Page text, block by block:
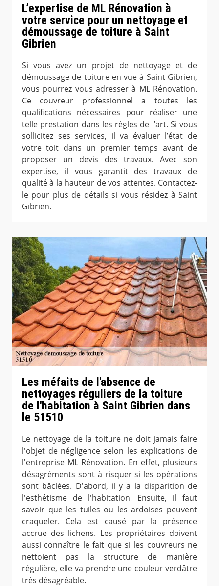
L’expertise de ML Rénovation à
votre service pour un nettoyage et
démoussage de toiture à Saint
Gibrien
Si vous avez un projet de nettoyage et de
démoussage de toiture en vue à Saint Gibrien,
vous pourrez vous adresser à ML Rénovation.
Ce couvreur professionnel a toutes les
qualifications nécessaires pour réaliser une
telle prestation dans les règles de l’art. Si vous
sollicitez ses services, il va évaluer l’état de
votre toit dans un premier temps avant de
proposer un devis des travaux. Avec son
expertise, il vous garantit des travaux de
qualité à la hauteur de vos attentes. Contactez-
le pour plus de détails si vous résidez à Saint
Gibrien.
Les méfaits de l'absence de
nettoyages réguliers de la toiture
de l'habitation à Saint Gibrien dans
le 51510
Le nettoyage de la toiture ne doit jamais faire
l'objet de négligence selon les explications de
l'entreprise ML Rénovation. En effet, plusieurs
désagréments sont à risquer si les opérations
sont bâclées. D'abord, il y a la disparition de
l'esthétisme de l'habitation. Ensuite, il faut
savoir que les tuiles ou les ardoises peuvent
craqueler. Cela est causé par la présence
accrue des lichens. Les propriétaires doivent
aussi connaître le fait que si les couvreurs ne
nettoient pas la structure de manière
régulière, elle va prendre une couleur verdâtre
très désagréable.